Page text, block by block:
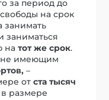
за период до
на срок
заниматься
натот же срок.
не имеющим
–
отста тысяч
размере